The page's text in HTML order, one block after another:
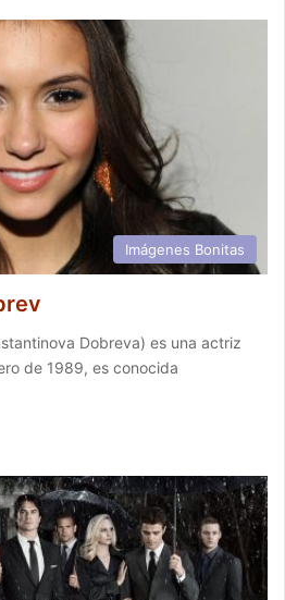
Imágenes Bonitas
Dobreva) es una actriz
de 1989, es conocida